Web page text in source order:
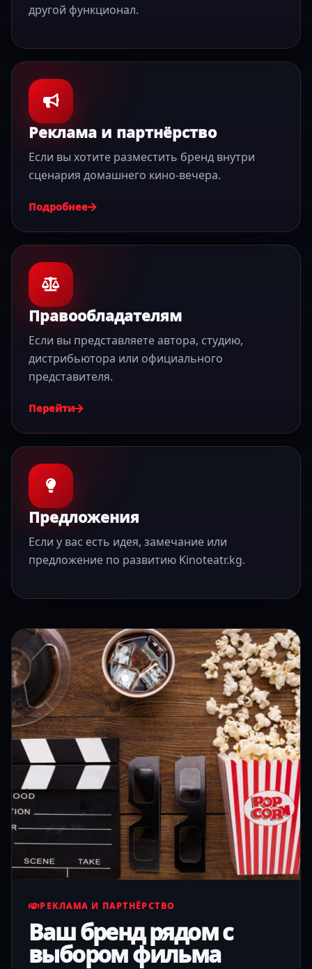
другой функционал.
Реклама и партнёрство
Если вы хотите разместить бренд внутри
сценария домашнего кино-вечера.
Подробнее
Правообладателям
Если вы представляете автора, студию,
дистрибьютора или официального
представителя.
Перейти
Предложения
Если у вас есть идея, замечание или
предложение по развитию Kinoteatr.kg.
РЕКЛАМА И ПАРТНЁРСТВО
Ваш бренд рядом с
выбором фильма